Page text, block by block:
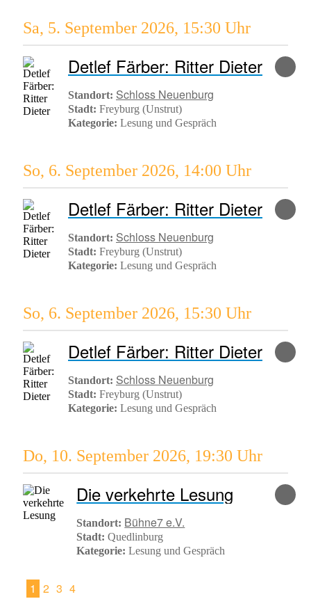
Sa, 5. September 2026, 15:30 Uhr
Detlef Färber: Ritter Dieter
Standort: Schloss Neuenburg
Stadt: Freyburg (Unstrut)
Kategorie: Lesung und Gespräch
So, 6. September 2026, 14:00 Uhr
Detlef Färber: Ritter Dieter
Standort: Schloss Neuenburg
Stadt: Freyburg (Unstrut)
Kategorie: Lesung und Gespräch
So, 6. September 2026, 15:30 Uhr
Detlef Färber: Ritter Dieter
Standort: Schloss Neuenburg
Stadt: Freyburg (Unstrut)
Kategorie: Lesung und Gespräch
Do, 10. September 2026, 19:30 Uhr
Die verkehrte Lesung
Standort: Bühne7 e.V.
Stadt: Quedlinburg
Kategorie: Lesung und Gespräch
1 2 3 4